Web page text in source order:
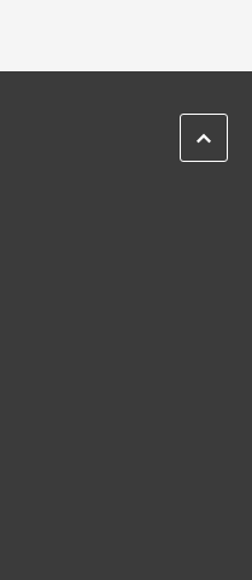
kartě
na nové kartě
ZPĚT